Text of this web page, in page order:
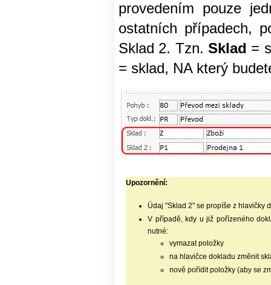
provedením pouze
ostatních případech,
Sklad 2. Tzn. Sklad =
= sklad, NA který
Upozornění:
Údaj "Sklad 2" se propíše z hlavičky
V případě, kdy u již pořízeného
nutné:
vymazat položky
na hlavičce dokladu změnit
nově pořídit položky (aby se